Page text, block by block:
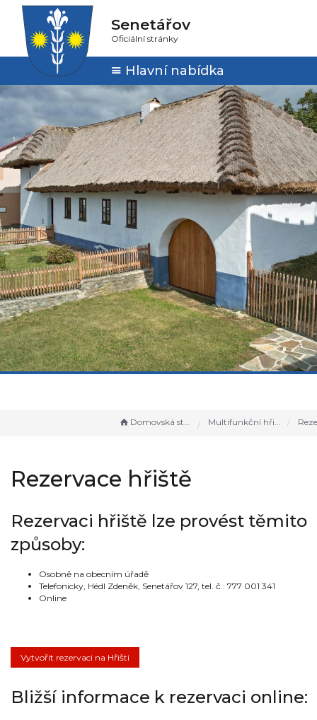
Senetářov
Oficiální stránky
Hlavní nabídka
Domovská stránka Multifunkční hřiště
Rezervace hřiště
Rezervaci hřiště lze provést těmito
způsoby:
Osobně na obecním úřadě
Telefonicky, Hédl Zdeněk, Senetářov 127, tel. č.: 777 001 341
Online
Vytvořit rezervaci na Hřišti
Bližší informace k rezervaci online: